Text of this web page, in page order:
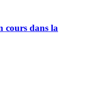
cours dans la